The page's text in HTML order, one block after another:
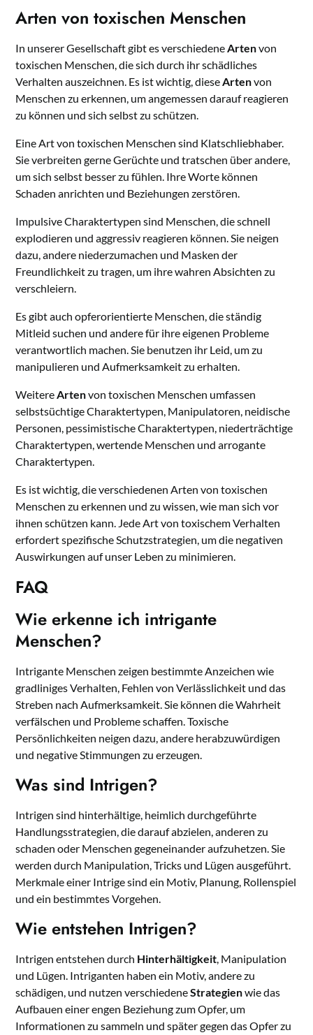
Arten von toxischen Menschen
In unserer Gesellschaft gibt es verschiedeneArtenvon
toxischen Menschen, die sich durch ihr schädliches
Verhalten auszeichnen. Es ist wichtig, dieseArtenvon
Menschen zu erkennen, um angemessen darauf reagieren
zu können und sich selbst zu schützen.
Eine Art von toxischen Menschen sind Klatschliebhaber.
Sie verbreiten gerne Gerüchte und tratschen über andere,
um sich selbst besser zu fühlen. Ihre Worte können
Schaden anrichten und Beziehungen zerstören.
Impulsive Charaktertypen sind Menschen, die schnell
explodieren und aggressiv reagieren können. Sie neigen
dazu, andere niederzumachen und Masken der
Freundlichkeit zu tragen, um ihre wahren Absichten zu
verschleiern.
Es gibt auch opferorientierte Menschen, die ständig
Mitleid suchen und andere für ihre eigenen Probleme
verantwortlich machen. Sie benutzen ihr Leid, um zu
manipulieren und Aufmerksamkeit zu erhalten.
WeitereArtenvon toxischen Menschen umfassen
selbstsüchtige Charaktertypen, Manipulatoren, neidische
Personen, pessimistische Charaktertypen, niederträchtige
Charaktertypen, wertende Menschen und arrogante
Charaktertypen.
Es ist wichtig, die verschiedenen Arten von toxischen
Menschen zu erkennen und zu wissen, wie man sich vor
ihnen schützen kann. Jede Art von toxischem Verhalten
erfordert spezifische Schutzstrategien, um die negativen
Auswirkungen auf unser Leben zu minimieren.
FAQ
Wie erkenne ich intrigante
Menschen?
Intrigante Menschen zeigen bestimmte Anzeichen wie
gradliniges Verhalten, Fehlen von Verlässlichkeit und das
Streben nach Aufmerksamkeit. Sie können die Wahrheit
verfälschen und Probleme schaffen. Toxische
Persönlichkeiten neigen dazu, andere herabzuwürdigen
und negative Stimmungen zu erzeugen.
Was sind Intrigen?
Intrigen sind hinterhältige, heimlich durchgeführte
Handlungsstrategien, die darauf abzielen, anderen zu
schaden oder Menschen gegeneinander aufzuhetzen. Sie
werden durch Manipulation, Tricks und Lügen ausgeführt.
Merkmale einer Intrige sind ein Motiv, Planung, Rollenspiel
und ein bestimmtes Vorgehen.
Wie entstehen Intrigen?
Intrigen entstehen durch Hinterhältigkeit, Manipulation
und Lügen. Intriganten haben ein Motiv, andere zu
schädigen, und nutzen verschiedeneStrategienwie das
Aufbauen einer engen Beziehung zum Opfer, um
Informationen zu sammeln und später gegen das Opfer zu